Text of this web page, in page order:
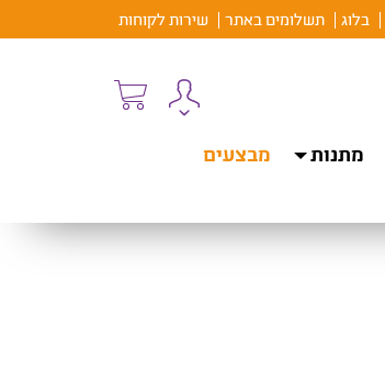
בלוג תשלומים באתר שירות לקוחות
מתנות
מבצעים